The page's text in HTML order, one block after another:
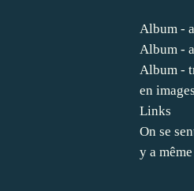
Album -
Album -
Album -
en images
Links
On se
y a